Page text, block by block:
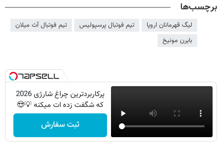
برچسب‌ها
لیگ قهرمانان اروپا تیم فوتبال پرسپولیس
تیم فوتبال آث میلان
بایرن مونیخ
پرکاربردترین چراغ شارژی 2026
که شگفت زده ات میکنه 💡😍
ثبت سفارش